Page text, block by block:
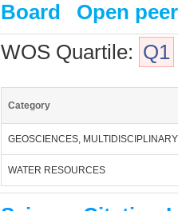
Board
Open
WOS Quartile: Q1
Category
GEOSCIENCES, MULTIDISCIPLINARY
WATER RESOURCES